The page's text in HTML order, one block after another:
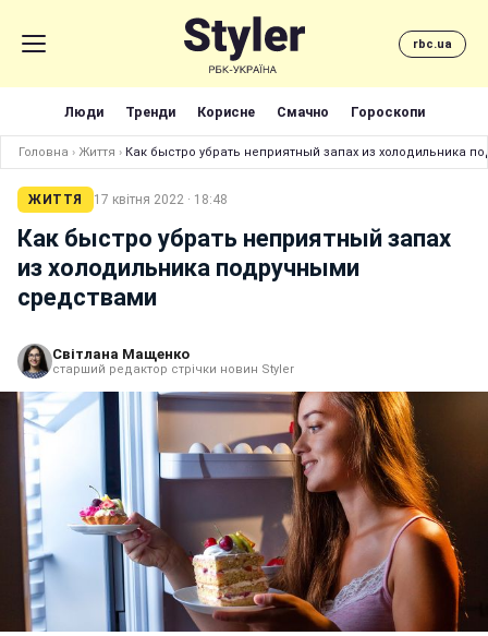
rbc.ua
Люди Тренди Корисне Смачно Гороскопи
Головна › Життя › Как быстро убрать неприятный запах из холодильника
ЖИТТЯ 17 квітня 2022 · 18:48
Как быстро убрать неприятный запах
из холодильника подручными
средствами
Світлана Мащенко
старший редактор стрічки новин Styler